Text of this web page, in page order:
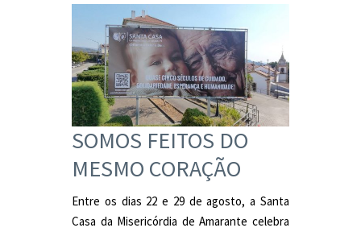
SOMOS FEITOS DO
MESMO CORAÇÃO
Entre os dias 22 e 29 de agosto, a Santa
Casa da Misericórdia de Amarante celebra